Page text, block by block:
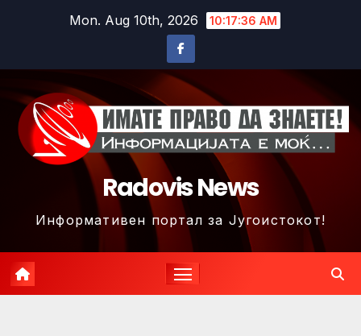
Mon. Aug 10th, 2026 10:17:38 AM
Radovis News
Информативен портал за Југоистокот!